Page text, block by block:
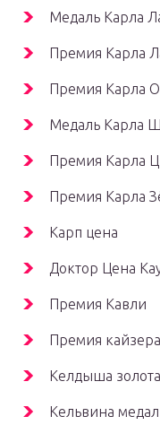
Медаль Карла
Премия Карла
Премия Карла
Медаль Карла
Премия Карла
Премия Карла
Карп цена
Доктор Цена
Премия Кавли
Премия
Келдыша
Кельвина